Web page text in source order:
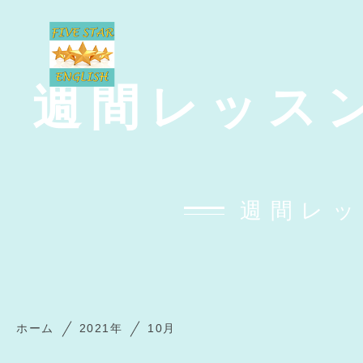
週間レッス
週間レ
ホーム 2021年 10月